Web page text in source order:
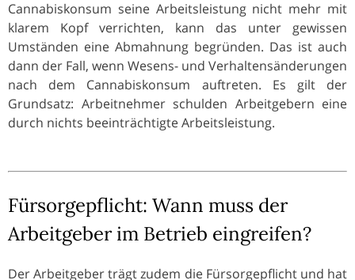
Cannabiskonsum seine Arbeitsleistung nicht mehr mit
klarem Kopf verrichten, kann das unter gewissen
Umständen eine Abmahnung begründen. Das ist auch
dann der Fall, wenn Wesens- und Verhaltensänderungen
nach dem Cannabiskonsum auftreten. Es gilt der
Grundsatz: Arbeitnehmer schulden Arbeitgebern eine
durch nichts beeinträchtigte Arbeitsleistung.
Fürsorgepflicht: Wann muss der
Arbeitgeber im Betrieb eingreifen?
Der Arbeitgeber trägt zudem die Fürsorgepflicht und hat